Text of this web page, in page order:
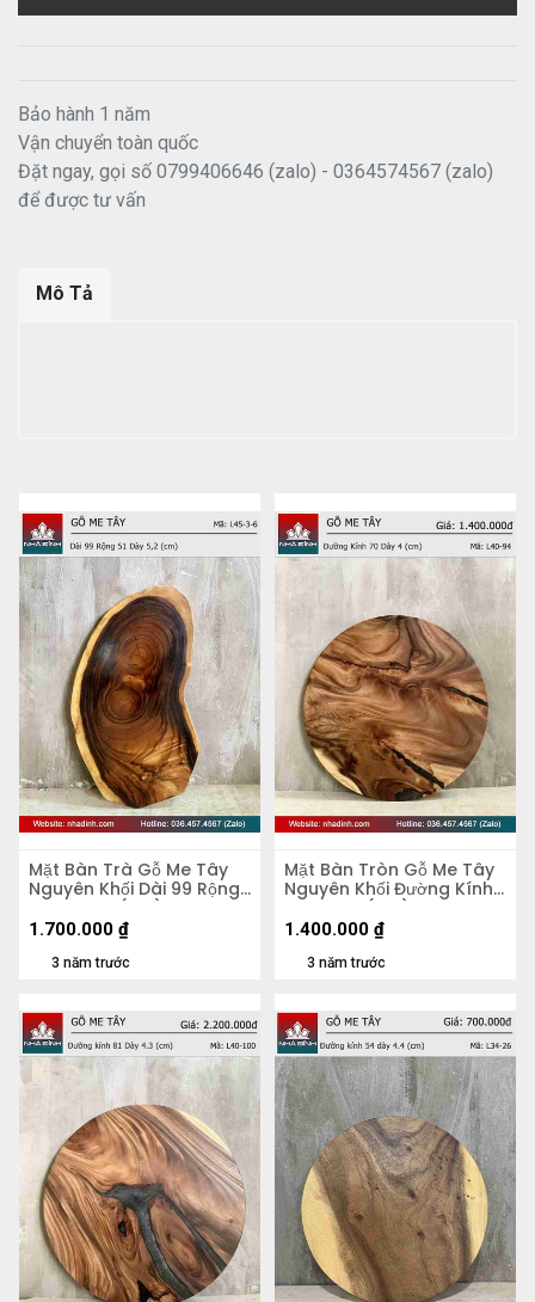
Bảo hành 1 năm
Vận chuyển toàn quốc
Đặt ngay, gọi số 0799406646 (zalo) - 0364574567 (zalo)
để được tư vấn
Mô Tả
Mặt Bàn Trà Gỗ Me Tây
Nguyên Khối Dài 99 Rộng
51 Dày 5,2 (cm)
3 năm trước
1.700.000 ₫
Mặt Bàn Tròn Gỗ Me Tây
Nguyên Khối Đường Kính
70 Dày 4 (cm)
3 năm trước
1.400.000 ₫